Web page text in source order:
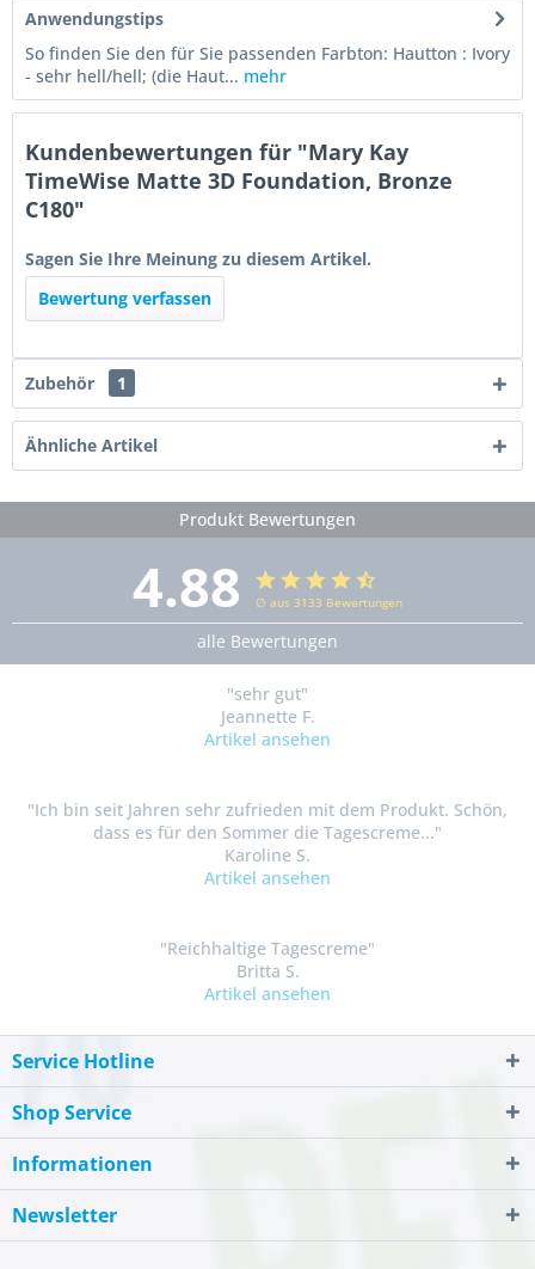
Anwendungstips
So finden Sie den für Sie passenden Farbton: Hautton : Ivory
- sehr hell/hell; (die Haut... mehr
Kundenbewertungen für "Mary Kay
TimeWise Matte 3D Foundation, Bronze
C180"
Sagen Sie Ihre Meinung zu diesem Artikel.
Bewertung verfassen
Zubehör 1
Ähnliche Artikel
Produkt Bewertungen
4.88 ∅ aus 3133 Bewertungen
alle Bewertungen
"sehr gut"
Jeannette F.
Artikel ansehen
"Ich bin seit Jahren sehr zufrieden mit dem Produkt. Schön,
dass es für den Sommer die Tagescreme..."
Karoline S.
Artikel ansehen
"Reichhaltige Tagescreme"
Britta S.
Artikel ansehen
Service Hotline
Shop Service
Informationen
Newsletter